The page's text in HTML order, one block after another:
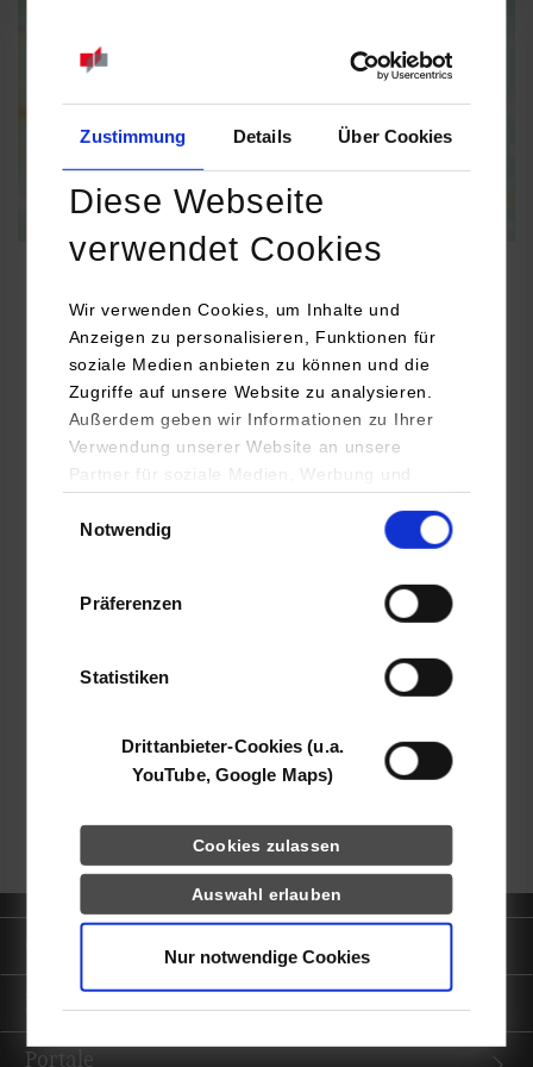
Zustimmung Details Über Cookies
Diese Webseite
verwendet Cookies
Wir verwenden Cookies, um Inhalte und
Anzeigen zu personalisieren, Funktionen für
soziale Medien anbieten zu können und die
Zugriffe auf unsere Website zu analysieren.
Außerdem geben wir Informationen zu Ihrer
Verwendung unserer Website an unsere
Partner für soziale Medien, Werbung und
YouTube, Google Maps) führen diese
Daten zusammen, die Sie ihnen bereitgestellt
haben oder die sie im Rahmen Ihrer Nutzung
Notwendig
Präferenzen
Statistiken
Drittanbieter-Cookies (u.a.
YouTube, Google Maps)
Cookies zulassen
Auswahl erlauben
Nur notwendige Cookies
Einmalig aktivieren
Informatik / Informationstechnik
Schuler Pressen GmbH
Schuler-Platz 1
73033
Göppingen
Harald Köhler
zurück zur Ergebnisliste
Informationen für
Portale